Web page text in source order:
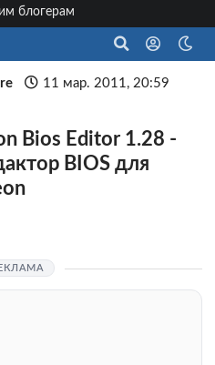
блогерам
11 мар. 2011, 20:59
Bios Editor 1.28 -
BIOS для